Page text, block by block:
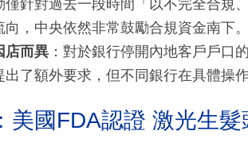
僅針對過去一段時間「以不完全合規
，中央依然非常鼓勵合規資金南下。
店而異 ：對於銀行停開內地客戶戶口
出了額外要求，但不同銀行在具體操
美國FDA認證 激光生髮